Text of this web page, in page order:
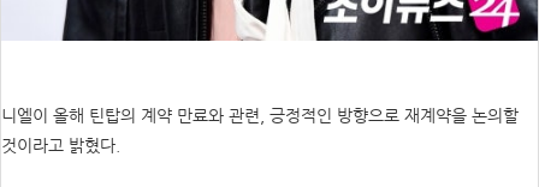
니엘이 올해 틴탑의 계약 만료와 관련, 긍정적인 방향으로 재계약을 논의할
것이라고 밝혔다.